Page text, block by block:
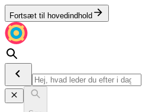
Fortsæt til hovedindhold